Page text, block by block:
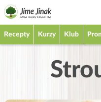
Recepty Kurzy Klub